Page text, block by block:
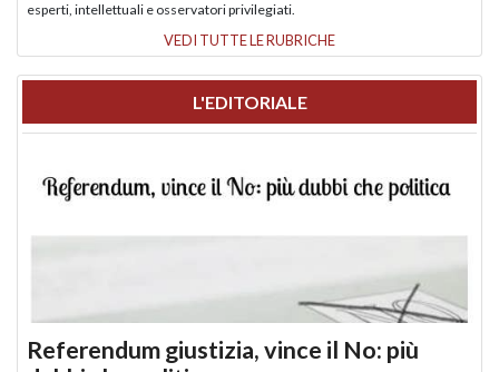
esperti, intellettuali e osservatori privilegiati.
VEDI TUTTE LE RUBRICHE
L'EDITORIALE
Referendum giustizia, vince il No: più